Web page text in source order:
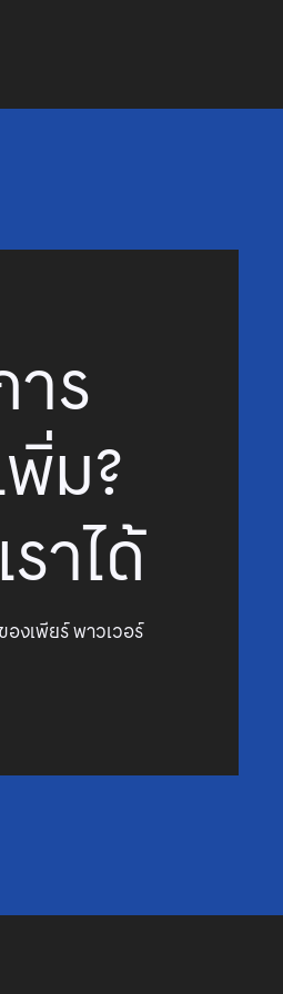
ร
ม?
าได้
งเพียร์ พาวเวอร์